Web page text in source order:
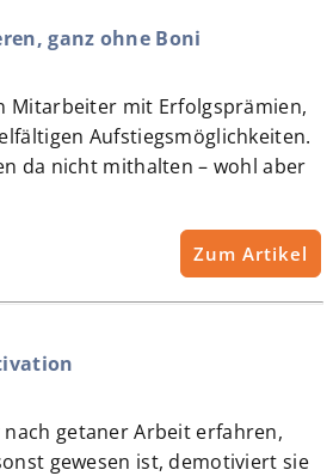
ganz ohne Boni
Mitarbeiter mit Erfolgsprämien,
Aufstiegsmöglichkeiten.
da nicht mithalten – wohl aber
Zum Artikel
getaner Arbeit erfahren,
gewesen ist, demotiviert sie